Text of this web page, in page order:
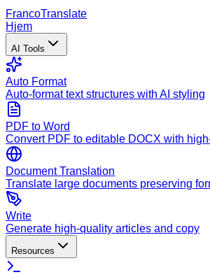
FrancoTranslate
Hjem
AI Tools
Auto Format
Auto-format text structures with AI styling
PDF to Word
Convert PDF to editable DOCX with
Document Translation
Translate large documents preserving
Write
Generate high-quality articles and copy
Resources